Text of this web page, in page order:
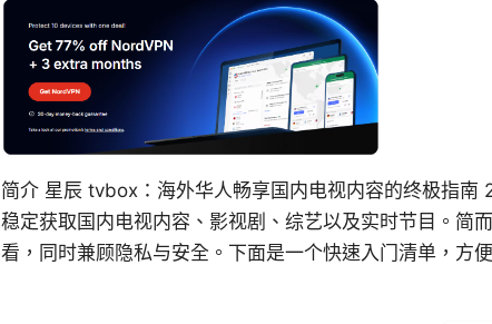
简介 星辰 tvbox：海外华人畅享国内电视内容的终极指
稳定获取国内电视内容、影视剧、综艺以及实时节目。简
看，同时兼顾隐私与安全。下面是一个快速入门清单，方